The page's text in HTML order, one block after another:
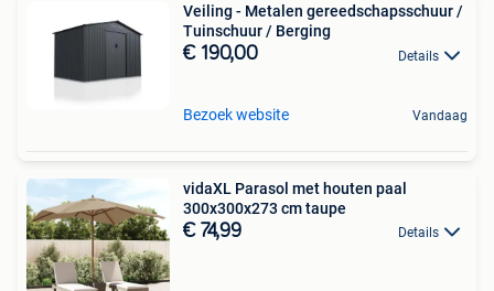
Veiling - Metalen gereedschapsschuur /
Tuinschuur / Berging
€ 190,00 Details
Bezoek website Vandaag
vidaXL Parasol met houten paal
300x300x273 cm taupe
€ 74,99 Details